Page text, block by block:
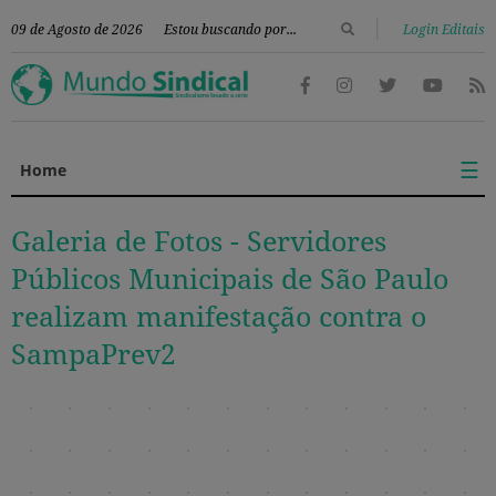
09 de Agosto de 2026 Login Editais
Home ☰
Galeria de Fotos - Servidores
Públicos Municipais de São Paulo
realizam manifestação contra o
SampaPrev2